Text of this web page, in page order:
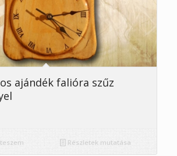
ajándék falióra szűz
Részletek mutatása